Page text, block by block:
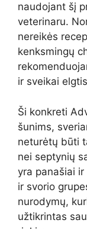
naudojant šį
veterinaru.
nereikės
kenksmingų
ir sveikai
Ši konkreti
šunims,
neturėtų būti
nei septynių
yra panašiai
ir svorio
nurodymų,
užtikrintas